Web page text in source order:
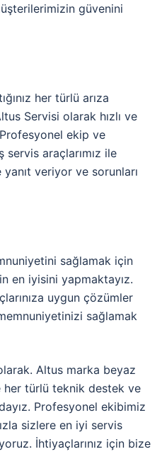
güvenini
her türlü arıza
Servisi olarak hızlı ve
ekip ve
servis araçlarımız ile
yanıt veriyor ve sorunları
sağlamak için
en iyisini yapmaktayız.
uygun çözümler
sağlamak
Altus marka beyaz
her türlü teknik destek ve
Profesyonel ekibimiz
sizlere en iyi servis
İhtiyaçlarınız için bize